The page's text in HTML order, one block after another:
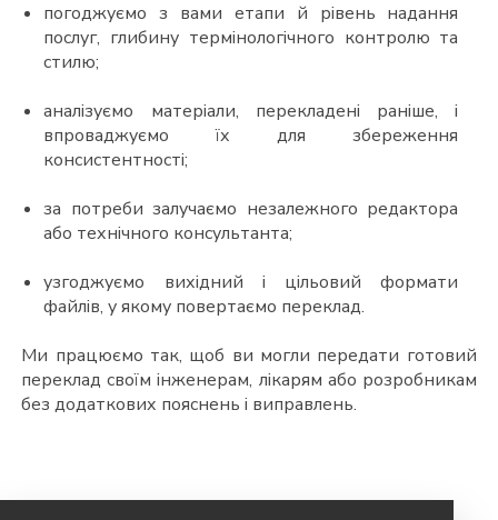
погоджуємо з вами етапи й рівень надання
послуг, глибину термінологічного контролю та
стилю;
аналізуємо матеріали, перекладені раніше, і
впроваджуємо їх для збереження
консистентності;
за потреби залучаємо незалежного редактора
або технічного консультанта;
узгоджуємо вихідний і цільовий формати
файлів, у якому повертаємо переклад.
Ми працюємо так, щоб ви могли передати готовий
переклад своїм інженерам, лікарям або розробникам
без додаткових пояснень і виправлень.